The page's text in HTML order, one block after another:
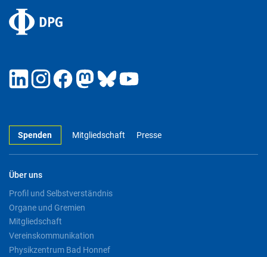
Spenden Mitgliedschaft Presse
Über uns
Profil und Selbstverständnis
Organe und Gremien
Mitgliedschaft
Vereinskommunikation
Physikzentrum Bad Honnef